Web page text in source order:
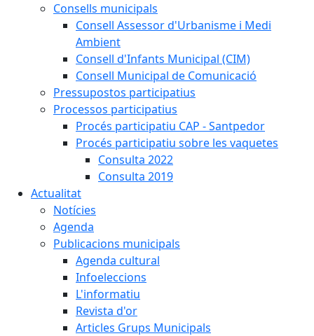
Consells municipals
Consell Assessor d'Urbanisme i Medi
Ambient
Consell d'Infants Municipal (CIM)
Consell Municipal de Comunicació
Pressupostos participatius
Processos participatius
Procés participatiu CAP - Santpedor
Procés participatiu sobre les vaquetes
Consulta 2022
Consulta 2019
Actualitat
Notícies
Agenda
Publicacions municipals
Agenda cultural
Infoeleccions
L'informatiu
Revista d'or
Articles Grups Municipals